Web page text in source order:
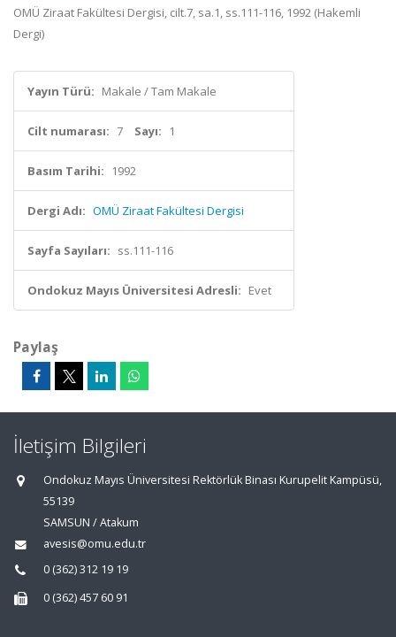
OMÜ Ziraat Fakültesi Dergisi, cilt.7, sa.1, ss.111-116, 1992 (Hakemli
Dergi)
Yayın Türü: Makale / Tam Makale
Cilt numarası: 7 Sayı: 1
Basım Tarihi: 1992
Dergi Adı: OMÜ Ziraat Fakültesi Dergisi
Sayfa Sayıları: ss.111-116
Ondokuz Mayıs Üniversitesi Adresli: Evet
Paylaş
İletişim Bilgileri
Ondokuz Mayıs Üniversitesi Rektörlük Binası Kurupelit Kampüsü,
55139
SAMSUN / Atakum
avesis@omu.edu.tr
0 (362) 312 19 19
0 (362) 457 60 91